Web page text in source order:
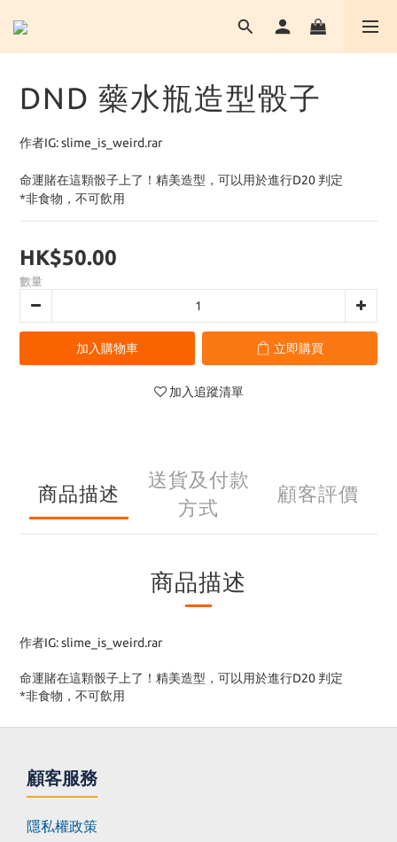
DND 藥水瓶造型骰子
作者IG: slime_is_weird.rar
命運賭在這顆骰子上了！精美造型，可以用於進行D20 判定
*非食物，不可飲用
HK$50.00
數量
加入購物車 立即購買
加入追蹤清單
商品描述
送貨及付款
方式
顧客評價
商品描述
作者IG: slime_is_weird.rar
命運賭在這顆骰子上了！精美造型，可以用於進行D20 判定
*非食物，不可飲用
顧客服務
隱私權政策